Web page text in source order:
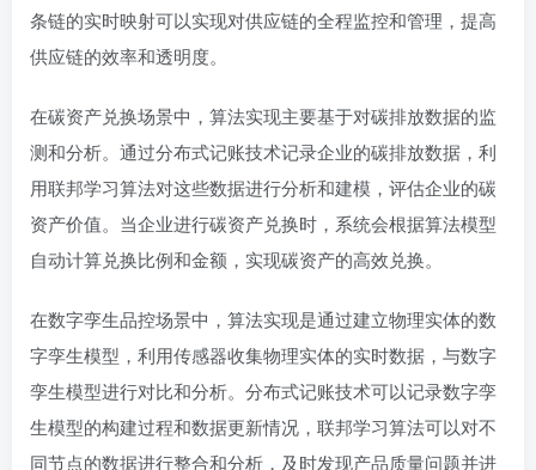
条链的实时映射可以实现对供应链的全程监控和管理，提高
供应链的效率和透明度。
在碳资产兑换场景中，算法实现主要基于对碳排放数据的监
测和分析。通过分布式记账技术记录企业的碳排放数据，利
用联邦学习算法对这些数据进行分析和建模，评估企业的碳
资产价值。当企业进行碳资产兑换时，系统会根据算法模型
自动计算兑换比例和金额，实现碳资产的高效兑换。
在数字孪生品控场景中，算法实现是通过建立物理实体的数
字孪生模型，利用传感器收集物理实体的实时数据，与数字
孪生模型进行对比和分析。分布式记账技术可以记录数字孪
生模型的构建过程和数据更新情况，联邦学习算法可以对不
同节点的数据进行整合和分析，及时发现产品质量问题并进